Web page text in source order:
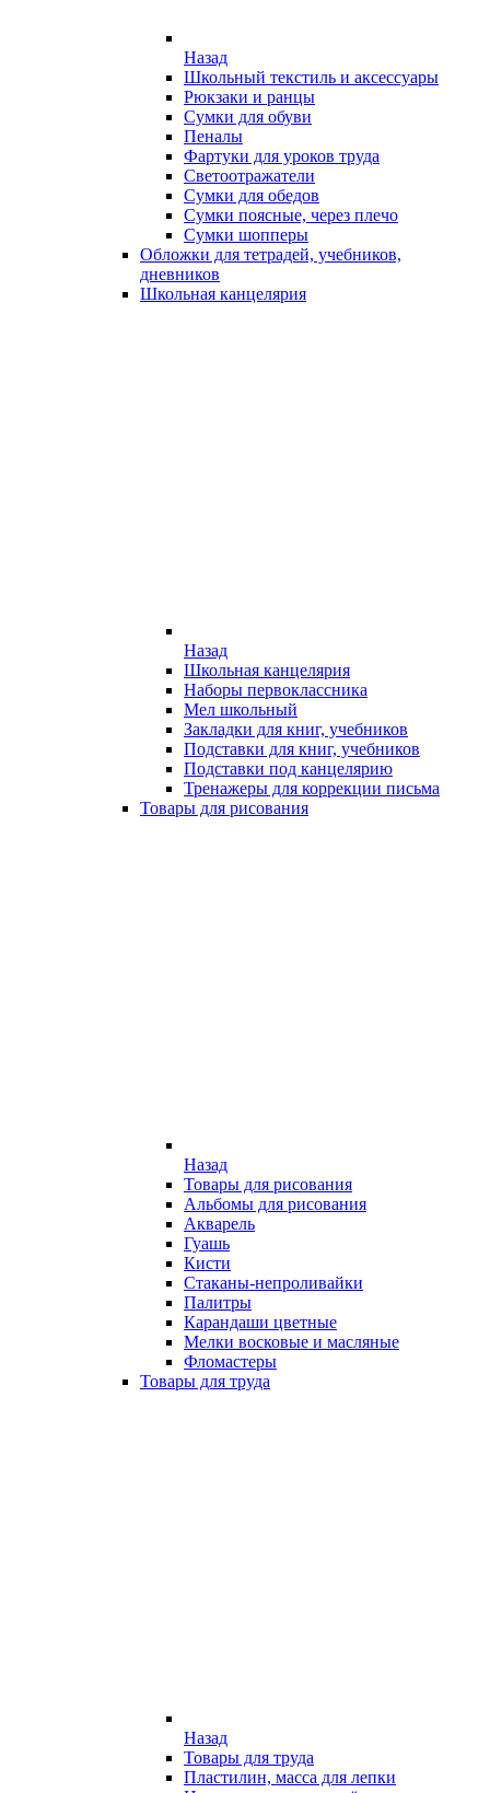
Назад
Школьный текстиль и аксессуары
Рюкзаки и ранцы
Сумки для обуви
Пеналы
Фартуки для уроков труда
Светоотражатели
Сумки для обедов
Сумки поясные, через плечо
Сумки шопперы
Обложки для тетрадей, учебников,
дневников
Школьная канцелярия
Назад
Школьная канцелярия
Наборы первоклассника
Мел школьный
Закладки для книг, учебников
Подставки для книг, учебников
Подставки под канцелярию
Тренажеры для коррекции письма
Товары для рисования
Назад
Товары для рисования
Альбомы для рисования
Акварель
Гуашь
Кисти
Стаканы-непроливайки
Палитры
Карандаши цветные
Мелки восковые и масляные
Фломастеры
Товары для труда
Назад
Товары для труда
Пластилин, масса для лепки